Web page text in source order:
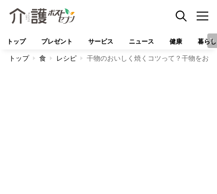
トップ プレゼント サービス ニュース 健康 暮らし
トップ 食 レシピ 干物のおいしく焼くコツって？干物をお